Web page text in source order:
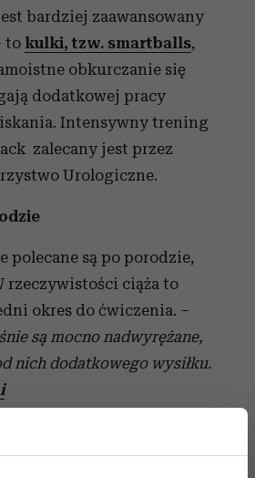
bardziej zaawansowany
to kulki, tzw. smartballs,
obkurczanie się
dodatkowej pracy
Intensywny trening
zalecany jest przez
Urologiczne.
polecane są po porodzie,
rzeczywistości ciąża to
okres do ćwiczenia. –
są mocno nadwyrężane,
nich dodatkowego wysiłku.
w drugim trymestrze ciąży,
że ciąża przebiega